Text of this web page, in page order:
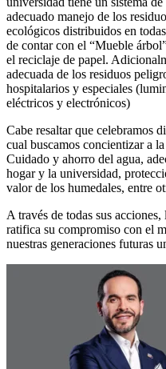
adecuado manejo de los
ecológicos distribuidos en
de contar con el “Mueble
el reciclaje de papel.
adecuada de los residuos
hospitalarios y especiales
eléctricos y electrónicos)
Cabe resaltar que celebramos
cual buscamos concientizar a
Cuidado y ahorro del agua,
hogar y la universidad,
valor de los humedales, entre
A través de todas sus
ratifica su compromiso con el
nuestras generaciones futuras